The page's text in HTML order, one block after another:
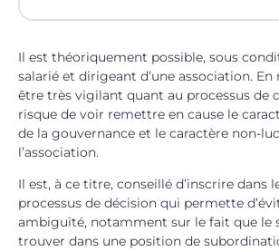
Il est théoriquement possible, sous
salarié et dirigeant d’une association. En
être très vigilant quant au processus de
risque de voir remettre en cause le
de la gouvernance et le caractère non-
l’association.
Il est, à ce titre, conseillé d’inscrire dans
processus de décision qui permette
ambiguïté, notamment sur le fait que le
trouver dans une position de